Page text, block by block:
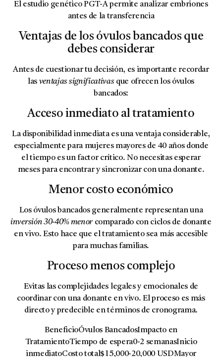
El estudio genético PGT-A permite analizar embriones
antes de la transferencia
Ventajas de los óvulos bancados que
debes considerar
Antes de cuestionar tu decisión, es importante recordar
lasventajas significativasque ofrecen los óvulos
bancados:
Acceso inmediato al tratamiento
La disponibilidad inmediata es una ventaja considerable,
especialmente para mujeres mayores de 40 años donde
el tiempo es un factor crítico. No necesitas esperar
meses para encontrar y sincronizar con una donante.
Menor costo económico
Los óvulos bancados generalmente representan una
inversión 30-40% menorcomparado con ciclos de donante
en vivo. Esto hace que el tratamiento sea más accesible
para muchas familias.
Proceso menos complejo
Evitas las complejidades legales y emocionales de
coordinar con una donante en vivo. El proceso es más
directo y predecible en términos de cronograma.
BeneficioÓvulos BancadosImpacto en
TratamientoTiempo de espera0-2 semanasInicio
inmediatoCosto total$15,000-20,000 USDMayor